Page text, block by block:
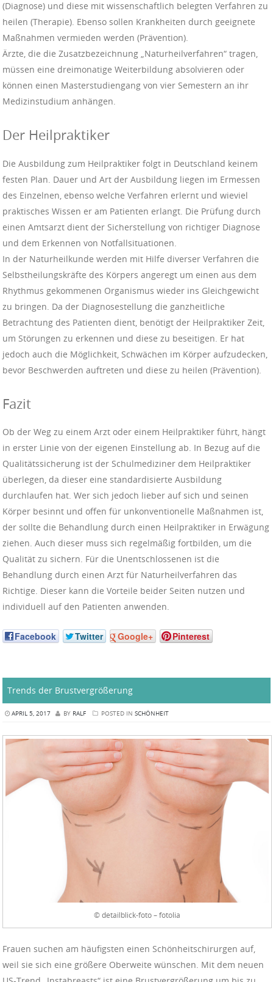
(Diagnose) und diese mit wissenschaftlich belegten Verfahren zu
heilen (Therapie). Ebenso sollen Krankheiten durch geeignete
Maßnahmen vermieden werden (Prävention).
Ärzte, die die Zusatzbezeichnung „Naturheilverfahren“ tragen,
müssen eine dreimonatige Weiterbildung absolvieren oder
können einen Masterstudiengang von vier Semestern an ihr
Medizinstudium anhängen.
Der Heilpraktiker
Die Ausbildung zum Heilpraktiker folgt in Deutschland keinem
festen Plan. Dauer und Art der Ausbildung liegen im Ermessen
des Einzelnen, ebenso welche Verfahren erlernt und wieviel
praktisches Wissen er am Patienten erlangt. Die Prüfung durch
einen Amtsarzt dient der Sicherstellung von richtiger Diagnose
und dem Erkennen von Notfallsituationen.
In der Naturheilkunde werden mit Hilfe diverser Verfahren die
Selbstheilungskräfte des Körpers angeregt um einen aus dem
Rhythmus gekommenen Organismus wieder ins Gleichgewicht
zu bringen. Da der Diagnosestellung die ganzheitliche
Betrachtung des Patienten dient, benötigt der Heilpraktiker Zeit,
um Störungen zu erkennen und diese zu beseitigen. Er hat
jedoch auch die Möglichkeit, Schwächen im Körper aufzudecken,
bevor Beschwerden auftreten und diese zu heilen (Prävention).
Fazit
Ob der Weg zu einem Arzt oder einem Heilpraktiker führt, hängt
in erster Linie von der eigenen Einstellung ab. In Bezug auf die
Qualitätssicherung ist der Schulmediziner dem Heilpraktiker
überlegen, da dieser eine standardisierte Ausbildung
durchlaufen hat. Wer sich jedoch lieber auf sich und seinen
Körper besinnt und offen für unkonventionelle Maßnahmen ist,
der sollte die Behandlung durch einen Heilpraktiker in Erwägung
ziehen. Auch dieser muss sich regelmäßig fortbilden, um die
Qualität zu sichern. Für die Unentschlossenen ist die
Behandlung durch einen Arzt für Naturheilverfahren das
Richtige. Dieser kann die Vorteile beider Seiten nutzen und
individuell auf den Patienten anwenden.
Facebook Twitter Google+ Pinterest
Trends der Brustvergrößerung
APRIL 5, 2017 BY RALF POSTED IN SCHÖNHEIT
© detailblick-foto – fotolia
Frauen suchen am häufigsten einen Schönheitschirurgen auf,
weil sie sich eine größere Oberweite wünschen. Mit dem neuen